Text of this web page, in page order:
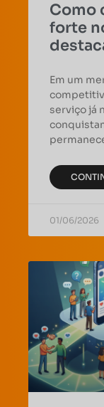
Como
forte
Em um
serviço já
01/06/2026